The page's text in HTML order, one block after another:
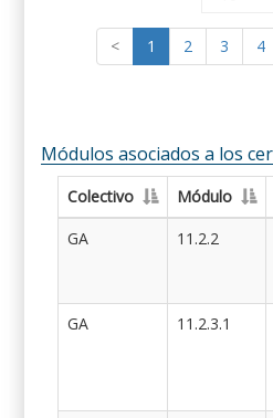
< 1 2 3 4
Módulos asociados a los
Colectivo Módulo
GA
11.2.2
GA
11.2.3.1